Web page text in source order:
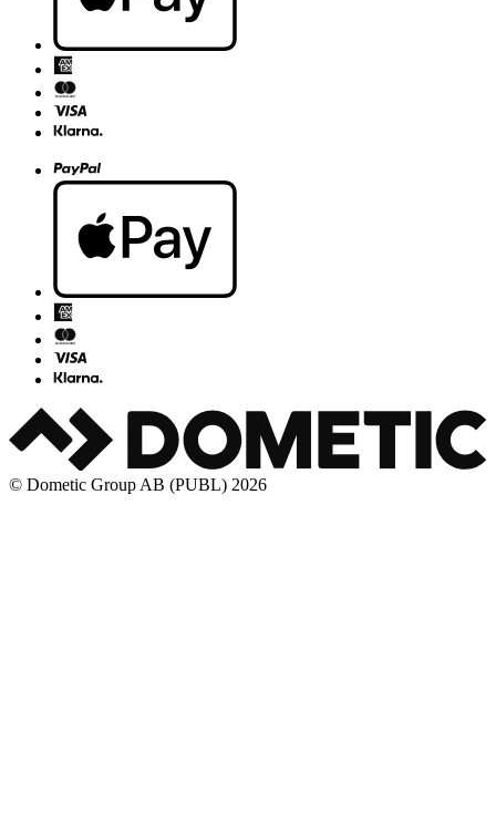
© Dometic Group AB (PUBL) 2026